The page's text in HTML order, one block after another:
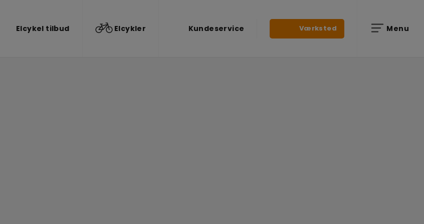
Menu
Værksted
Kundeservice
Elcykler
Elcykel tilbud